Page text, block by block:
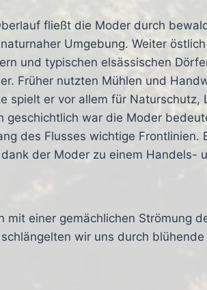
fließt die Moder durch
Umgebung. Weiter
und typischen elsässischen
Früher nutzten Mühlen und
spielt er vor allem für
geschichtlich war die Moder
des Flusses wichtige
der Moder zu einem Handels-
einer gemächlichen Strömung
wir uns durch